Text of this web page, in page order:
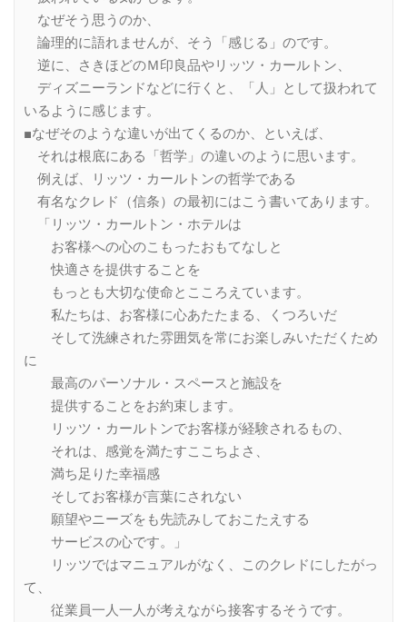
なぜそう思うのか、
論理的に語れませんが、そう「感じる」のです。
逆に、さきほどのＭ印良品やリッツ・カールトン、
ディズニーランドなどに行くと、「人」として扱われて
いるように感じます。
■なぜそのような違いが出てくるのか、といえば、
それは根底にある「哲学」の違いのように思います。
例えば、リッツ・カールトンの哲学である
有名なクレド（信条）の最初にはこう書いてあります。
「リッツ・カールトン・ホテルは
お客様への心のこもったおもてなしと
快適さを提供することを
もっとも大切な使命とこころえています。
私たちは、お客様に心あたたまる、くつろいだ
そして洗練された雰囲気を常にお楽しみいただくため
に
最高のパーソナル・スペースと施設を
提供することをお約束します。
リッツ・カールトンでお客様が経験されるもの、
それは、感覚を満たすここちよさ、
満ち足りた幸福感
そしてお客様が言葉にされない
願望やニーズをも先読みしておこたえする
サービスの心です。」
リッツではマニュアルがなく、このクレドにしたがっ
て、
従業員一人一人が考えながら接客するそうです。